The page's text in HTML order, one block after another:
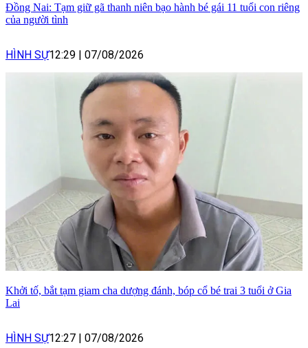
Đồng Nai: Tạm giữ gã thanh niên bạo hành bé gái 11 tuổi con riêng
của người tình
HÌNH SỰ12:29 | 07/08/2026
Khởi tố, bắt tạm giam cha dượng đánh, bóp cổ bé trai 3 tuổi ở Gia
Lai
HÌNH SỰ12:27 | 07/08/2026